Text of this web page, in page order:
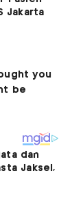
Jakarta
dan
Jaksel,